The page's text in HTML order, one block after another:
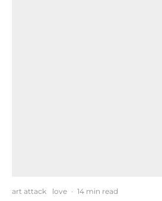
art attack love · 14 min read